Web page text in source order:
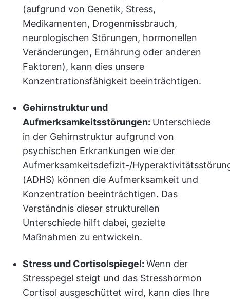
(aufgrund von Genetik, Stress,
Medikamenten, Drogenmissbrauch,
neurologischen Störungen, hormonellen
Veränderungen, Ernährung oder anderen
Faktoren), kann dies unsere
Konzentrationsfähigkeit beeinträchtigen.
Gehirnstruktur und
Aufmerksamkeitsstörungen: Unterschiede
in der Gehirnstruktur aufgrund von
psychischen Erkrankungen wie der
Aufmerksamkeitsdefizit-/
(ADHS) können die Aufmerksamkeit und
Konzentration beeinträchtigen. Das
Verständnis dieser strukturellen
Unterschiede hilft dabei, gezielte
Maßnahmen zu entwickeln.
Stress und Cortisolspiegel: Wenn der
Stresspegel steigt und das Stresshormon
Cortisol ausgeschüttet wird, kann dies Ihre